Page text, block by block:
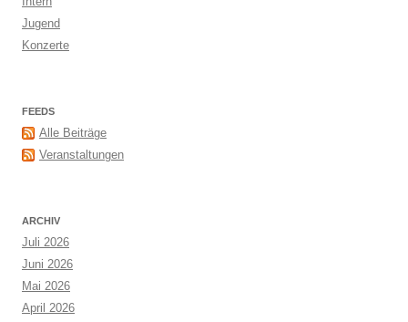
Jugend
Konzerte
FEEDS
Alle Beiträge
Veranstaltungen
ARCHIV
Juli 2026
Juni 2026
Mai 2026
April 2026